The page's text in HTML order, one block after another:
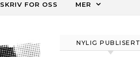
SKRIV FOR OSS MER
NYLIG PUBLISERT